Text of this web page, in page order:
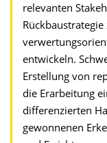
relevanten
entwickeln.
Erstellung von
die Erarbeitung
differenzierten
gewonnenen